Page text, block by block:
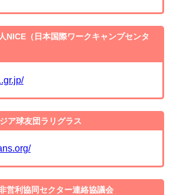
NICE（日本国際ワークキャンプセンタ
ア球友団ラリグラス
営利協同セクター連絡協議会